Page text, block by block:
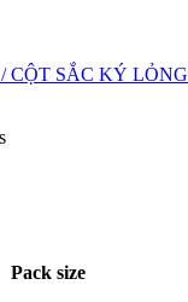
/ CỘT SẮC KÝ LỎNG
Pack size